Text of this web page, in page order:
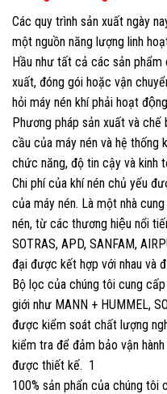
Các quy trình sản xuất ngày
một nguồn năng lượng linh
Hầu như tất cả các sản
xuất, đóng gói hoặc vận
hỏi máy nén khí phải hoạt
Phương pháp sản xuất và chế
cầu của máy nén và hệ thống
chức năng, độ tin cậy và kinh
Chi phí của khí nén chủ yếu
của máy nén. Là một nhà
nén, từ các thương hiệu nổi
SOTRAS, APD, SANFAM,
đại được kết hợp với nhau và
Bộ lọc của chúng tôi cung
giới như MANN + HUMMEL,
được kiểm soát chất lượng
kiểm tra để đảm bảo vận
được thiết kế. 1
100% sản phẩn của chúng